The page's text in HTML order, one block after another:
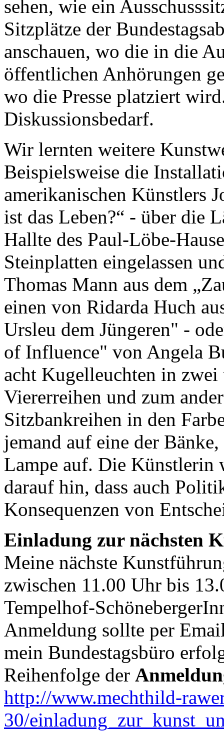
sehen, wie ein
Sitzplätze der
anschauen, wo die in die
öffentlichen Anhörungen
wo die Presse platziert
Diskussionsbedarf.
Wir lernten weitere
Beispielsweise die
amerikanischen Künstlers
ist das Leben?“ - über die
Hallte des Paul-Löbe-
Steinplatten eingelassen
Thomas Mann aus dem
einen von Ridarda Huch
Ursleu dem Jüngeren" -
of Influence" von Angela
acht Kugelleuchten in zwei
Viererreihen und zum
Sitzbankreihen in den
jemand auf eine der
Lampe auf. Die Künstlerin
darauf hin, dass auch
Konsequenzen von
Einladung zur nächsten
Meine nächste
zwischen 11.00 Uhr bis
Tempelhof-
Anmeldung sollte per
mein Bundestagsbüro
Reihenfolge der
http://www.mechthild-
30/